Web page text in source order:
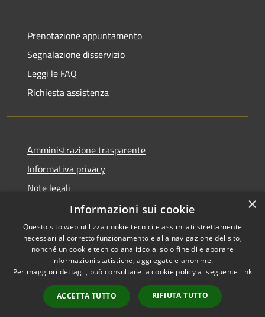
Prenotazione appuntamento
Segnalazione disservizio
Leggi le FAQ
Richiesta assistenza
Amministrazione trasparente
Informativa privacy
Note legali
Dichiarazione di accessibilità
RSS
Accessibilità
Copyright © 2026 • Comune di
Borghetto di Vara • Powered
byMunicipium
Accesso
redazione
×
Informazioni sui cookie
Questo sito web utilizza cookie tecnici e assimilati strettamente
necessari al corretto funzionamento e alla navigazione del sito,
nonché un cookie tecnico analitico al solo fine di elaborare
informazioni statistiche, aggregate e anonime.
Per maggiori dettagli, può consultare la cookie policy al seguente link
ACCETTA TUTTO RIFIUTA TUTTO